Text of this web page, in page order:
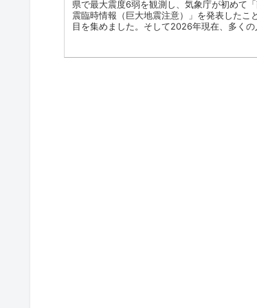
県で最大震度6弱を観測し、気象庁が初めて
震臨時情報（巨大地震注意）」を発表したこ
目を集めました。そして2026年現在、多くの